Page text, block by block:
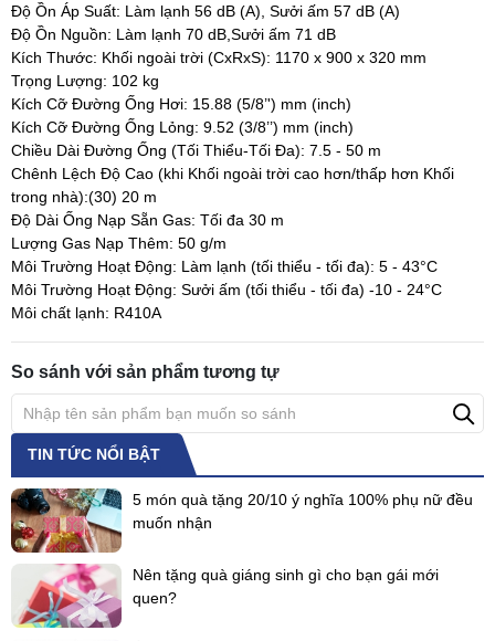
Độ Ồn Áp Suất: Làm lạnh 56 dB (A), Sưởi ấm 57 dB (A)
Độ Ồn Nguồn: Làm lạnh 70 dB,Sưởi ấm 71 dB
Kích Thước: Khối ngoài trời (CxRxS): 1170 x 900 x 320 mm
Trọng Lượng: 102 kg
Kích Cỡ Đường Ống Hơi: 15.88 (5/8’') mm (inch)
Kích Cỡ Đường Ống Lỏng: 9.52 (3/8’’) mm (inch)
Chiều Dài Đường Ống (Tối Thiểu-Tối Đa): 7.5 - 50 m
Chênh Lệch Độ Cao (khi Khối ngoài trời cao hơn/thấp hơn Khối
trong nhà):(30) 20 m
Độ Dài Ống Nạp Sẵn Gas: Tối đa 30 m
Lượng Gas Nạp Thêm: 50 g/m
Môi Trường Hoạt Động: Làm lạnh (tối thiểu - tối đa): 5 - 43°C
Môi Trường Hoạt Động: Sưởi ấm (tối thiểu - tối đa) -10 - 24°C
Môi chất lạnh: R410A
So sánh với sản phẩm tương tự
TIN TỨC NỔI BẬT
5 món quà tặng 20/10 ý nghĩa 100% phụ nữ đều
muốn nhận
Nên tặng quà giáng sinh gì cho bạn gái mới
quen?